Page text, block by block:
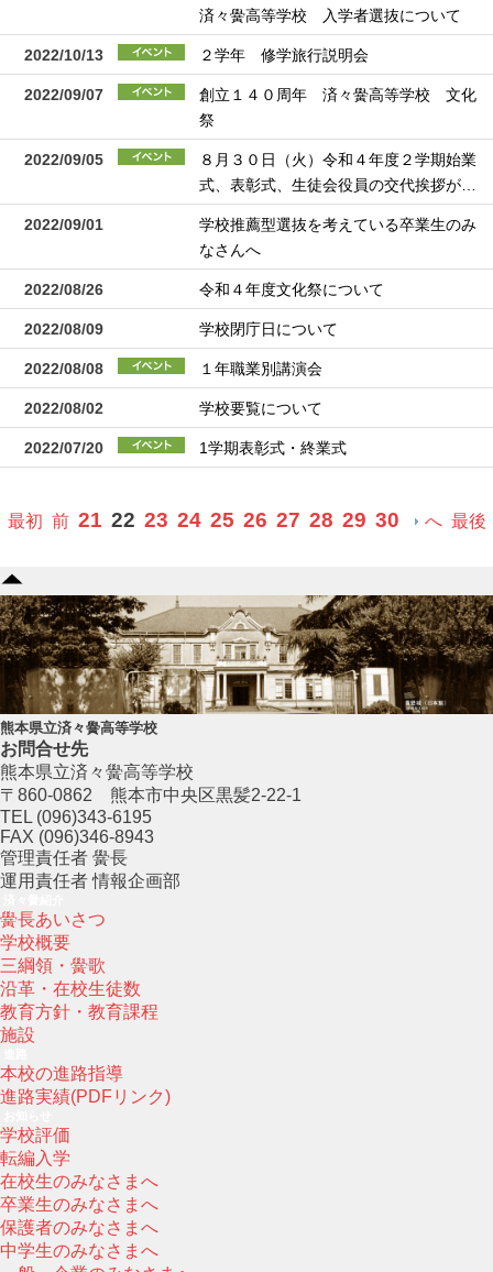
済々黌高等学校 入学者選抜について
2022/10/13 ２学年 修学旅行説明会
2022/09/07
創立１４０周年 済々黌高等学校 文化
祭
2022/09/05
８月３０日（火）令和４年度２学期始業
式、表彰式、生徒会役員の交代挨拶が…
2022/09/01
学校推薦型選抜を考えている卒業生のみ
なさんへ
2022/08/26 令和４年度文化祭について
2022/08/09 学校閉庁日について
2022/08/08 １年職業別講演会
2022/08/02 学校要覧について
2022/07/20 1学期表彰式・終業式
最初 前 21 22 23 24 25 26 27 28 29 30 へ 最後
熊本県立済々黌高等学校
お問合せ先
熊本県立済々黌高等学校
〒860-0862 熊本市中央区黒髪2-22-1
TEL (096)343-6195
FAX (096)346-8943
管理責任者 黌長
運用責任者 情報企画部
黌長あいさつ
学校概要
三綱領・黌歌
沿革・在校生徒数
教育方針・教育課程
施設
本校の進路指導
進路実績(PDFリンク)
学校評価
転編入学
在校生のみなさまへ
卒業生のみなさまへ
保護者のみなさまへ
中学生のみなさまへ